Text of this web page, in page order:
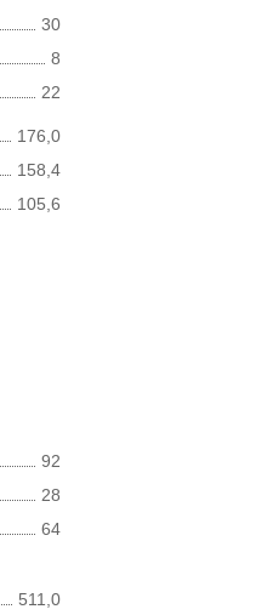
30
8
22
176,0
158,4
105,6
92
28
64
511,0